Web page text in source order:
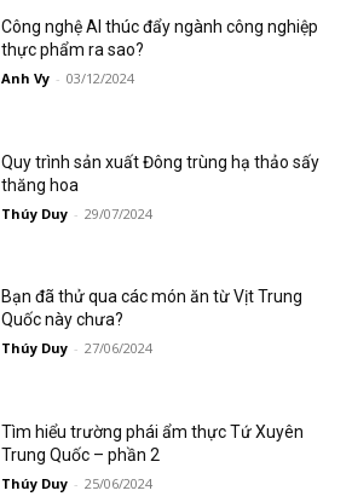
Công nghệ AI thúc đẩy ngành công nghiệp
thực phẩm ra sao?
Anh Vy - 03/12/2024
Quy trình sản xuất Đông trùng hạ thảo sấy
thăng hoa
Thúy Duy - 29/07/2024
Bạn đã thử qua các món ăn từ Vịt Trung
Quốc này chưa?
Thúy Duy - 27/06/2024
Tìm hiểu trường phái ẩm thực Tứ Xuyên
Trung Quốc – phần 2
Thúy Duy - 25/06/2024